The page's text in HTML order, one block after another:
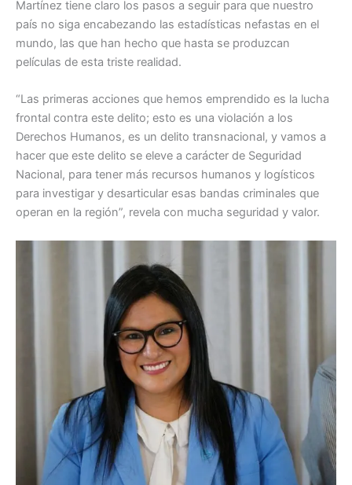
Martínez tiene claro los pasos a seguir para que nuestro
país no siga encabezando las estadísticas nefastas en el
mundo, las que han hecho que hasta se produzcan
películas de esta triste realidad.
“Las primeras acciones que hemos emprendido es la lucha
frontal contra este delito; esto es una violación a los
Derechos Humanos, es un delito transnacional, y vamos a
hacer que este delito se eleve a carácter de Seguridad
Nacional, para tener más recursos humanos y logísticos
para investigar y desarticular esas bandas criminales que
operan en la región”, revela con mucha seguridad y valor.